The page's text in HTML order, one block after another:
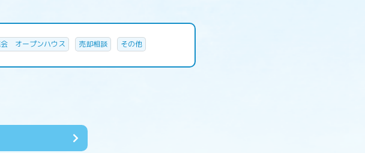
オープンハウス 売却相談 その他